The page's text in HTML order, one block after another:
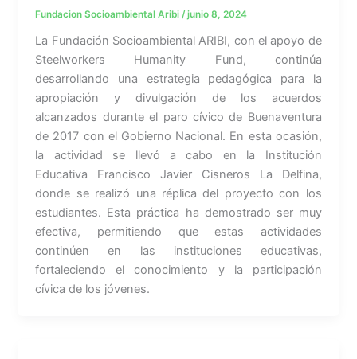
Fundacion Socioambiental Aribi/ junio 8, 2024
La Fundación Socioambiental ARIBI, con el apoyo de
Steelworkers Humanity Fund, continúa
desarrollando una estrategia pedagógica para la
apropiación y divulgación de los acuerdos
alcanzados durante el paro cívico de Buenaventura
de 2017 con el Gobierno Nacional. En esta ocasión,
la actividad se llevó a cabo en la Institución
Educativa Francisco Javier Cisneros La Delfina,
donde se realizó una réplica del proyecto con los
estudiantes. Esta práctica ha demostrado ser muy
efectiva, permitiendo que estas actividades
continúen en las instituciones educativas,
fortaleciendo el conocimiento y la participación
cívica de los jóvenes.